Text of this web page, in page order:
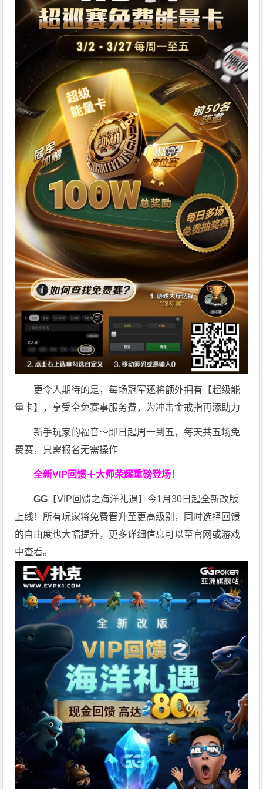
更令人期待的是，每场冠军还将额外拥有【超级能
量卡】，享受全免赛事服务费，为冲击金戒指再添助力
新手玩家的福音～即日起周一到五，每天共五场免
费赛，只需报名无需操作
全新VIP回馈＋大师荣耀重磅登场！
GG 【VIP回馈之海洋礼遇】今1月30日起全新改版
上线！所有玩家将免费晋升至更高级别，同时选择回馈
的自由度也大幅提升，更多详细信息可以至官网或游戏
中查看。